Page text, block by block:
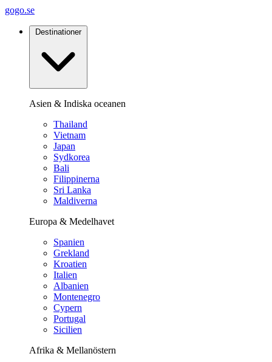
gogo.se
Destinationer
Asien & Indiska oceanen
Thailand
Vietnam
Japan
Sydkorea
Bali
Filippinerna
Sri Lanka
Maldiverna
Europa & Medelhavet
Spanien
Grekland
Kroatien
Italien
Albanien
Montenegro
Cypern
Portugal
Sicilien
Afrika & Mellanöstern